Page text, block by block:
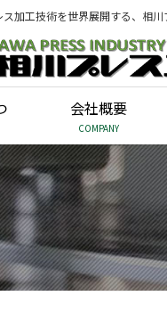
加工技術を世界展開する、相川
会社概要
COMPANY